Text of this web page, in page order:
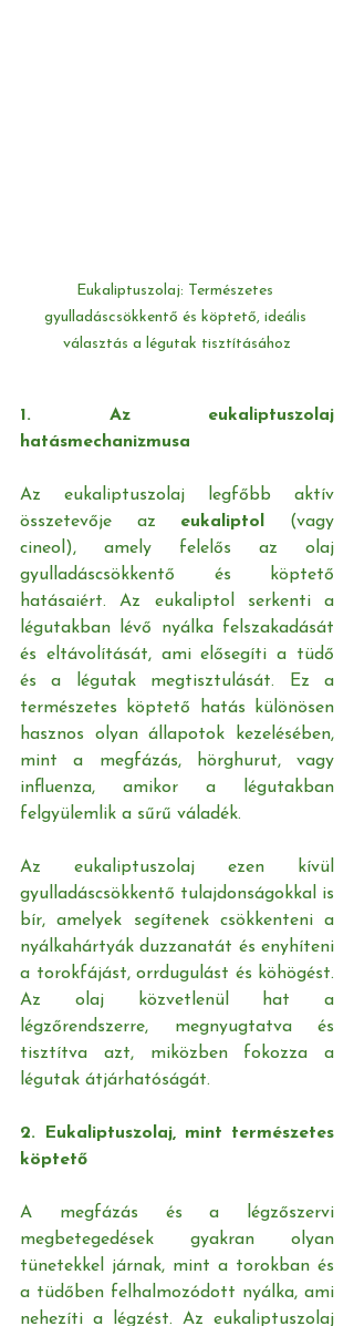
Eukaliptuszolaj: Természetes
gyulladáscsökkentő és köptető, ideális
választás a légutak tisztításához
1. Az eukaliptuszolaj
hatásmechanizmusa
Az eukaliptuszolaj legfőbb aktív
összetevője az eukaliptol
(vagy
cineol), amely felelős az olaj
gyulladáscsökkentő és köptető
hatásaiért. Az eukaliptol serkenti a
légutakban lévő nyálka felszakadását
és eltávolítását, ami elősegíti a tüdő
és a légutak megtisztulását. Ez a
természetes köptető hatás különösen
hasznos olyan állapotok kezelésében,
mint a megfázás, hörghurut, vagy
influenza, amikor a légutakban
felgyülemlik a sűrű váladék.
Az eukaliptuszolaj ezen kívül
gyulladáscsökkentő tulajdonságokkal is
bír, amelyek segítenek csökkenteni a
nyálkahártyák duzzanatát és enyhíteni
a torokfájást, orrdugulást és köhögést.
Az olaj közvetlenül hat a
légzőrendszerre, megnyugtatva és
tisztítva azt, miközben fokozza a
légutak átjárhatóságát.
2. Eukaliptuszolaj, mint természetes
köptető
A megfázás és a légzőszervi
megbetegedések gyakran olyan
tünetekkel járnak, mint a torokban és
a tüdőben felhalmozódott nyálka, ami
nehezíti a légzést. Az eukaliptuszolaj